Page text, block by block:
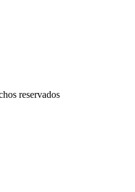
reservados